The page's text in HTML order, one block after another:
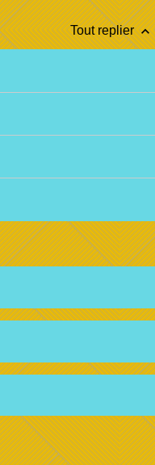
Tout replierkeyboard_arrow_up